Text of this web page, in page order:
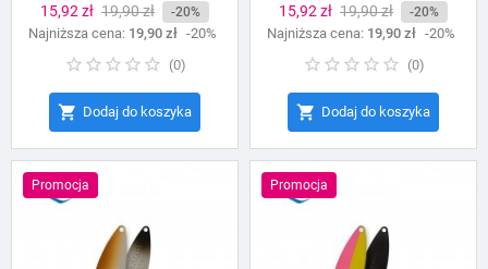
Cena
15,92 zł Cena
podstawowa
19,90 zł -20%
Najniższa cena: 19,90 zł -20%
(0)
 Dodaj do koszyka
Cena
15,92 zł Cena
podstawowa
19,90 zł -20%
Najniższa cena: 19,90 zł -20%
(0)
 Dodaj do koszyka
Promocja Promocja